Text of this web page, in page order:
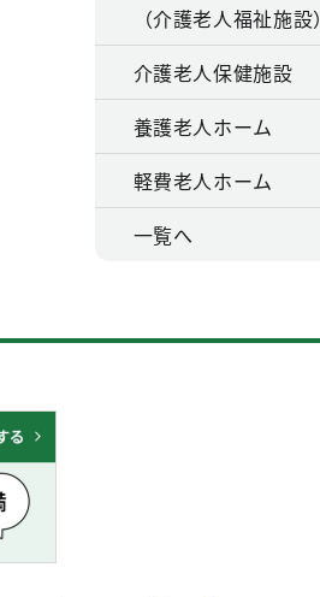
（介護老人福祉施設）
介護老人保健施設
養護老人ホーム
軽費老人ホーム
一覧へ